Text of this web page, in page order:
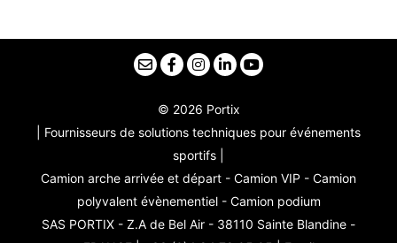
© 2026 Portix
| Fournisseurs de solutions techniques pour événements
sportifs |
Camion arche arrivée et départ - Camion VIP - Camion
polyvalent évènementiel - Camion podium
SAS PORTIX - Z.A de Bel Air - 38110 Sainte Blandine -